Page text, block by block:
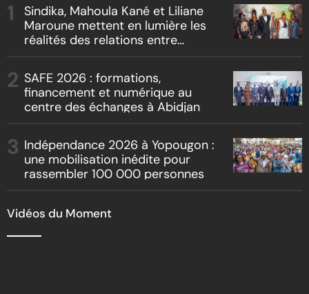
Sindika, Mahoula Kané et Liliane
Maroune mettent en lumière les
réalités des relations entre
SAFE 2026 : formations,
financement et numérique au
centre des échanges à Abidjan
Indépendance 2026 à Yopougon :
une mobilisation inédite pour
rassembler 100 000 personnes
Vidéos du Moment